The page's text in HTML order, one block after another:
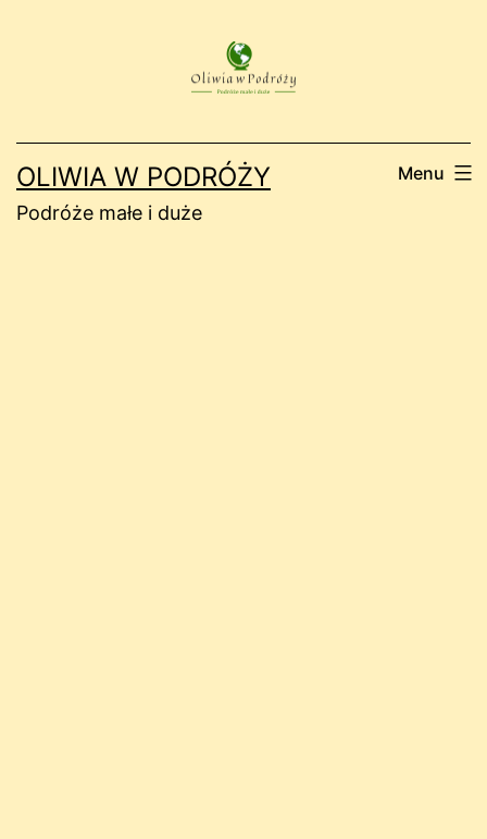
OLIWIA W PODRÓŻY
Podróże małe i duże
Menu